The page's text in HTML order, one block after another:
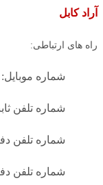
آراد کابل
راه های ارتباطی:
شماره موبایل:
شماره تلفن
شماره تلفن دفتر
شماره تلفن دفتر